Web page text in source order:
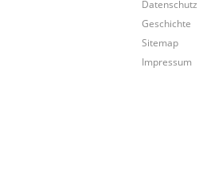
Datenschutz
Geschichte
Sitemap
Impressum